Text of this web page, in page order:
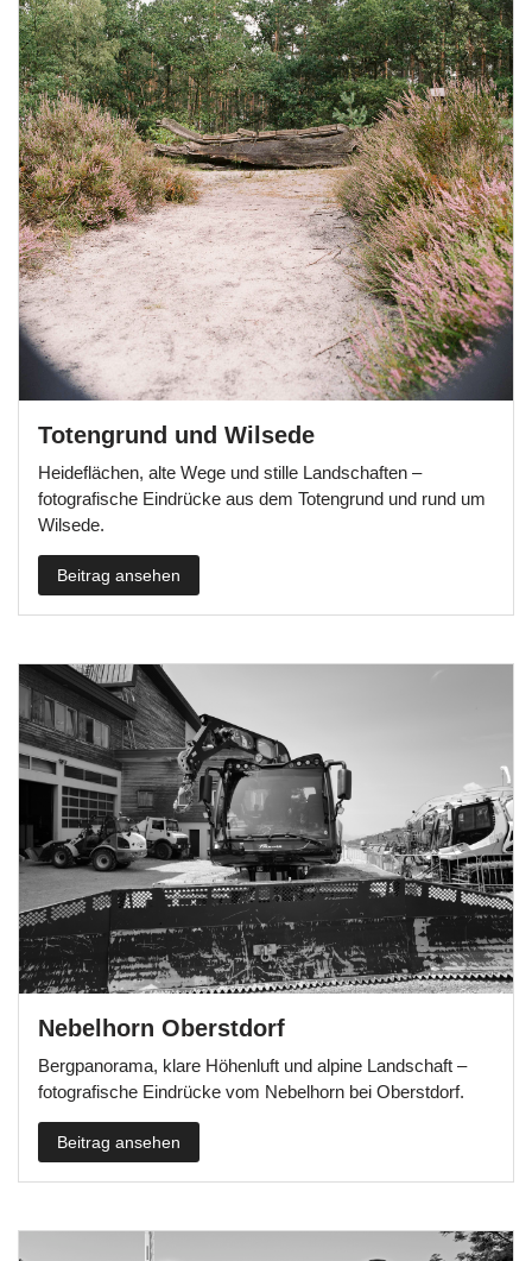
Totengrund und Wilsede
Heideflächen, alte Wege und stille Landschaften –
fotografische Eindrücke aus dem Totengrund und rund um
Wilsede.
Beitrag ansehen
Nebelhorn Oberstdorf
Bergpanorama, klare Höhenluft und alpine Landschaft –
fotografische Eindrücke vom Nebelhorn bei Oberstdorf.
Beitrag ansehen